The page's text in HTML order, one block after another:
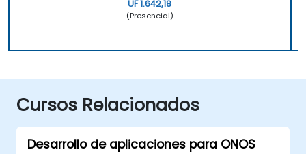
UF 1.642,18
(Presencial)
Cursos Relacionados
Desarrollo de aplicaciones para ONOS